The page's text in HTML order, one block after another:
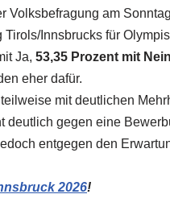
Volksbefragung am
Innsbrucks für
Ja, 53,35 Prozent mit Nein
eher dafür.
mit deutlichen
deutlich gegen eine
entgegen den
2026!